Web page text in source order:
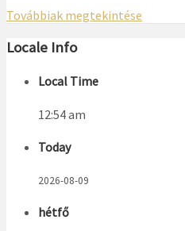
Továbbiak megtekintése
Locale Info
Local Time
12:54 am
Today
2026-08-09
hétfő